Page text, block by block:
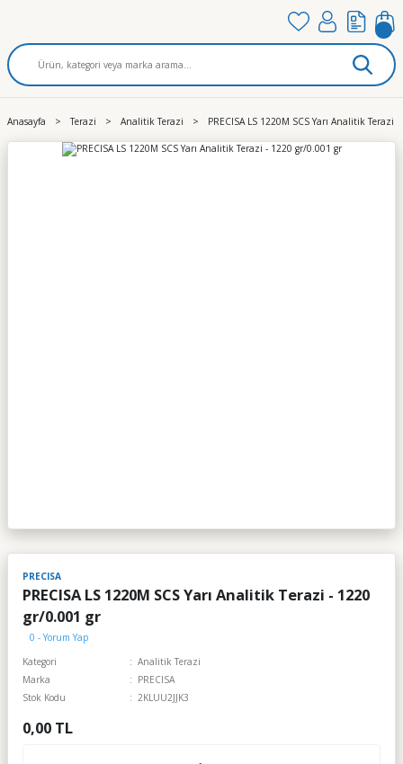
Anasayfa Terazi Analitik Terazi PRECISA LS 1220M SCS Yarı Analitik Terazi
PRECISA
PRECISA LS 1220M SCS Yarı Analitik Terazi - 1220
gr/0.001 gr
0 - Yorum Yap
Kategori
Analitik Terazi
Marka
PRECISA
Stok Kodu
2KLUU2JJK3
0,00 TL